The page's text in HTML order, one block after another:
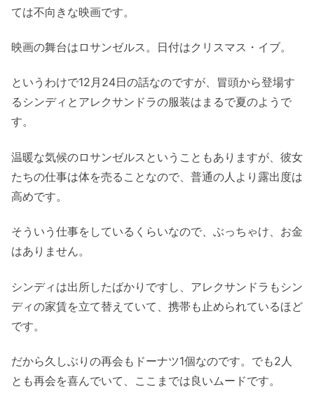
ては不向きな映画です。
映画の舞台はロサンゼルス。日付はクリスマス・イブ。
というわけで12月24日の話なのですが、冒頭から登場す
るシンディとアレクサンドラの服装はまるで夏のようで
す。
温暖な気候のロサンゼルスということもありますが、彼女
たちの仕事は体を売ることなので、普通の人より露出度は
高めです。
そういう仕事をしているくらいなので、ぶっちゃけ、お金
はありません。
シンディは出所したばかりですし、アレクサンドラもシン
ディの家賃を立て替えていて、携帯も止められているほど
です。
だから久しぶりの再会もドーナツ1個なのです。でも2人
とも再会を喜んでいて、ここまでは良いムードです。